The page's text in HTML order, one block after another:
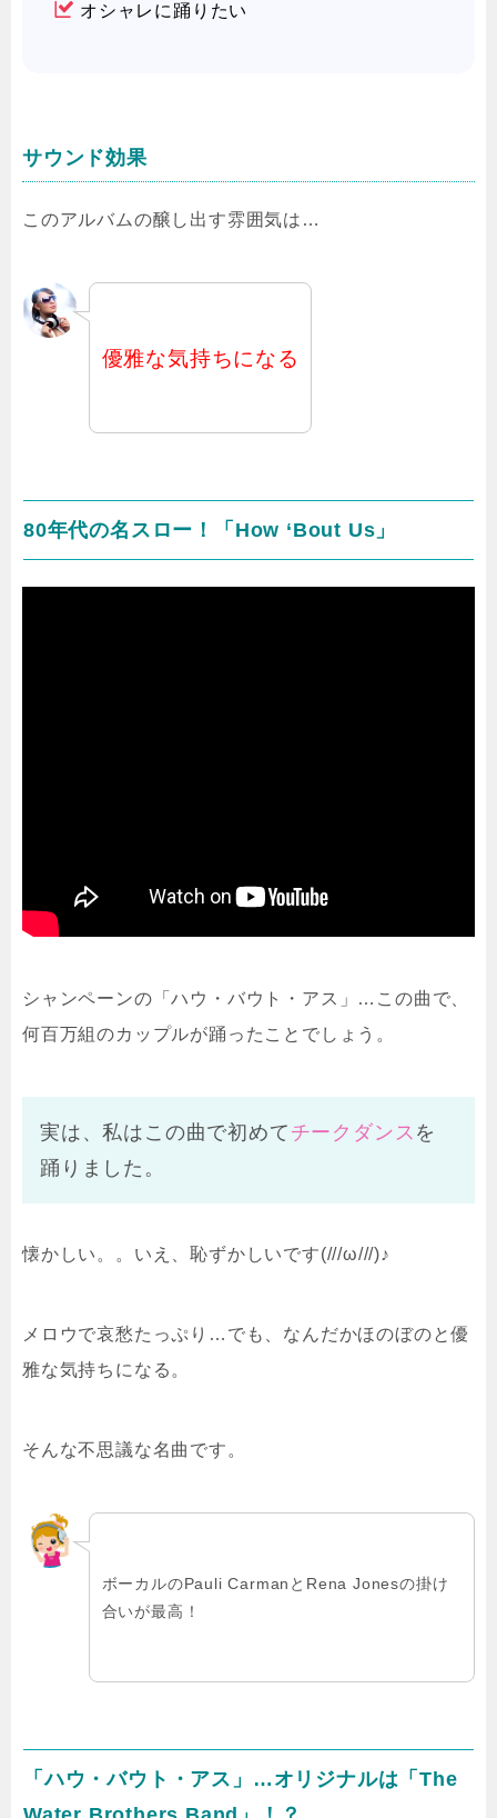
オシャレに踊りたい
サウンド効果
このアルバムの醸し出す雰囲気は…
優雅な気持ちになる
80年代の名スロー！「How ‘Bout Us」
シャンペーンの「ハウ・バウト・アス」…この曲で、
何百万組のカップルが踊ったことでしょう。
実は、私はこの曲で初めて チークダンス を
踊りました。
懐かしい。。いえ、恥ずかしいです(///ω///)♪
メロウで哀愁たっぷり…でも、なんだかほのぼのと優
雅な気持ちになる。
そんな不思議な名曲です。
ボーカルのPauli CarmanとRena Jonesの掛け
合いが最高！
「ハウ・バウト・アス」…オリジナルは「The